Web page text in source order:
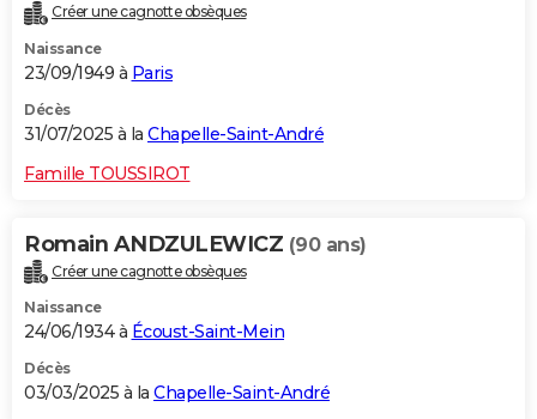
Créer une cagnotte obsèques
Naissance
23/09/1949 à Paris
Décès
31/07/2025 à la Chapelle-Saint-André
Famille TOUSSIROT
Romain ANDZULEWICZ (90 ans)
Créer une cagnotte obsèques
Naissance
24/06/1934 à Écoust-Saint-Mein
Décès
03/03/2025 à la Chapelle-Saint-André